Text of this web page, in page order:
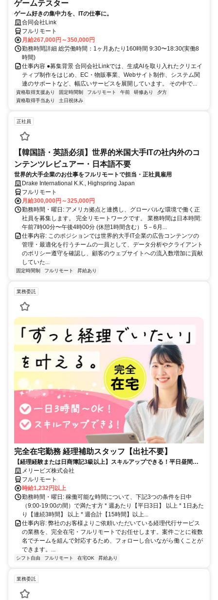
ゲームテスター
ゲーム好きの集中力を、ITの仕事に。
合同会社Link
フルリモート
月給267,000円～350,000円
勤務時間詳細 総労働時間：1ヶ月あたり160時間 9:30〜18:30(実働8
時間)
仕事内容 ●募集背景 合同会社Linkでは、生成AIを取り入れたクリエイ
ティブ制作をはじめ、EC・物販事業、Webサイト制作、システム関
連のサポートなど、幅広いサービスを展開しています。 その中で...
資格取得支援あり 固定時間制 フルリモート 午前 研修あり
夕方
資格取得手当あり
土日祝休み
正社員
【韓国語・英語必須】世界的米国大手ITの社内外のコ
ンテンツレビュアー・日本語不要
世界的大手企業のお仕事をフルリモートで担当・正社員雇用
Drake International K.K., Highspring Japan
フルリモート
月給300,000円～325,000円
勤務時間・曜日: アメリカ拠点と連携し、グローバルな環境で働く正
社員を募集します。 完全リモートワークです。 業務時間は日本時間:
午前7時00分〜午後4時00分 (休憩1時間含む） 5－6月...
仕事内容: このポジションでは世界的大手IT企業の広告コンテンツの
管理・最適化を行うチームの一員として、データ分析やクライアント
のポリシー遵守を確認し、顧客のウェブサイトへの流入数増加に貢献
していた...
固定時間制 フルリモート 昇給あり
業務委託
完全在宅勤務 経理補助スタッフ【出社不要】
【経理経験または日商簿記3級以上】スキルアップできる！平日昼間３h
～。完全在宅で育児・介護中の方も大歓迎♪
メリービズ株式会社
フルリモート
時給1,232円以上
勤務時間・曜日: 稼働可能な時間について、下記3つの条件を日中
（9:00-19:00の間）で満たす方 * 週あたり【平日3日】 以上 * 1日あた
り【連続3時間】 以上 * 週合計【15時間】以上...
仕事内容: 弊社のお客様よりご依頼いただいている経理代行サービス
の業務を、完全在宅・フルリモートでお任せします。案件ごとに複数
名でチームを組んで対応するため、フォローし合いながら働くことが
できます。...
シフト自由 フルリモート 在宅OK 昇給あり
業務委託